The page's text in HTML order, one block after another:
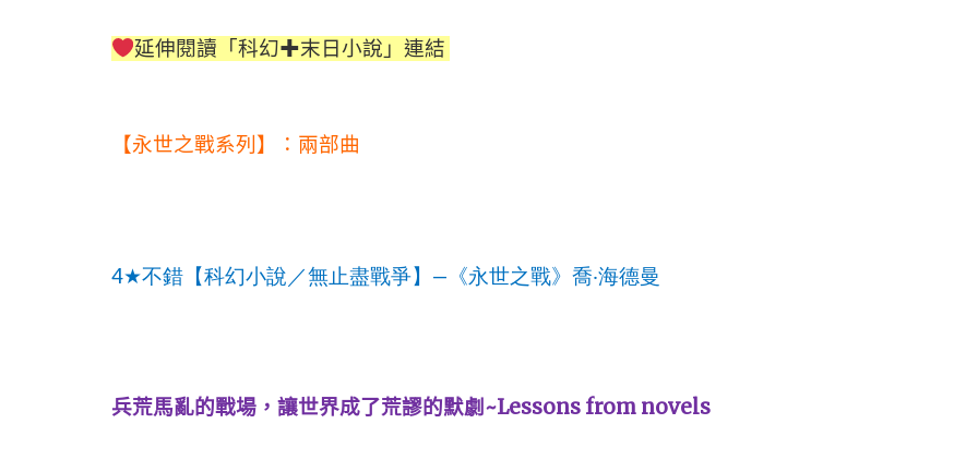
延伸閱讀「科幻✚末日小說」連結
【永世之戰系列】：兩部曲
4★不錯【科幻小說／無止盡戰爭】 — 《永世之戰》喬‧海德曼
兵荒馬亂的戰場，讓世界成了荒謬的默劇 ~Lessons from novels